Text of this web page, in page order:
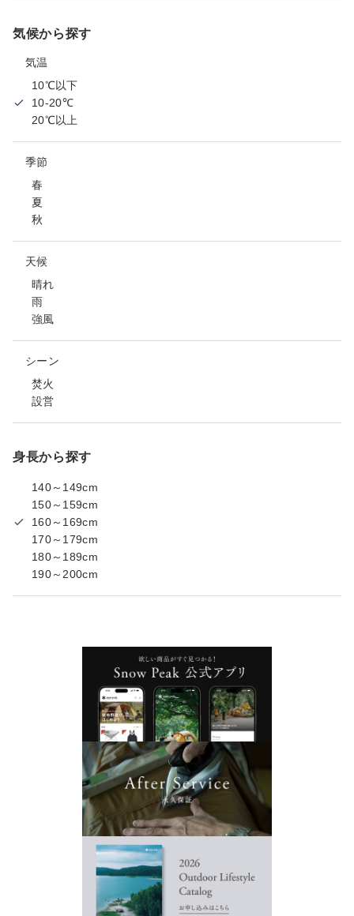
気候から探す
気温
10℃以下
10-20℃
20℃以上
季節
春
夏
秋
天候
晴れ
雨
強風
シーン
焚火
設営
身長から探す
140～149cm
150～159cm
160～169cm
170～179cm
180～189cm
190～200cm